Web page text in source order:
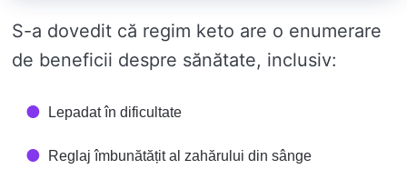
S-a dovedit că regim keto are o enumerare
de beneficii despre sănătate, inclusiv:
Lepadat în dificultate
Reglaj îmbunătățit al zahărului din sânge